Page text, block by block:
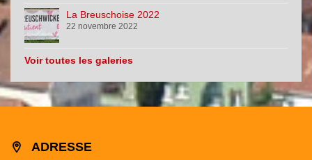
La Breuschoise 2022
22 novembre 2022
Voir toutes les galeries
ADRESSE